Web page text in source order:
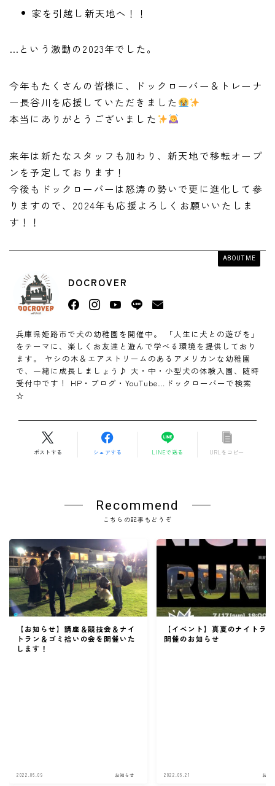
家を引越し新天地へ！！
…という激動の2023年でした。
今年もたくさんの皆様に、ドックローバー＆トレーナ
ー長谷川を応援していただきました
本当にありがとうございました
来年は新たなスタッフも加わり、新天地で移転オープ
ンを予定しております！
今後もドックローバーは怒涛の勢いで更に進化して参
りますので、2024年も応援よろしくお願いいたしま
す！！
ABOUT ME
DOCROVER
兵庫県姫路市で犬の幼稚園を開催中。 「人生に犬との遊びを」
をテーマに、楽しくお友達と遊んで学べる環境を提供しており
ます。 ヤシの木＆エアストリームのあるアメリカンな幼稚園
で、一緒に成長しましょう♪ 大・中・小型犬の体験入園、随時
受付中です！ HP・ブログ・YouTube…ドックローバーで検索
☆
ポストする シェアする LINEで送る URLをコピー
Recommend
こちらの記事もどうぞ
【お知らせ】講座＆競技会＆ナイ
トラン＆ゴミ拾いの会を開催いた
します！
2022.06.09 お知らせ
【イベント】真夏のナイトラ
開催のお知らせ
2022.06.21 お知